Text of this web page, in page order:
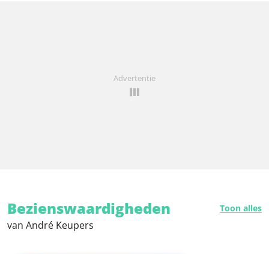
Advertentie
Bezienswaardigheden Toon alles
van André Keupers